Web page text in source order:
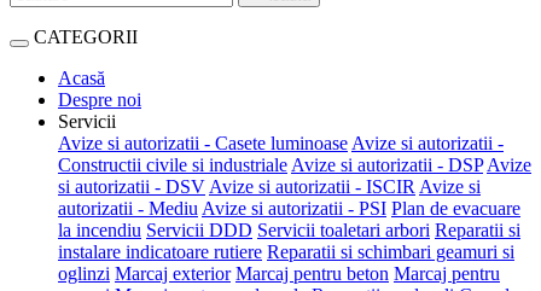
CATEGORII
Acasă
Despre noi
Servicii
Avize si autorizatii - Casete luminoase Avize si autorizatii -
Constructii civile si industriale Avize si autorizatii - DSP Avize
si autorizatii - DSV Avize si autorizatii - ISCIR Avize si
autorizatii - Mediu Avize si autorizatii - PSI Plan de evacuare
la incendiu Servicii DDD Servicii toaletari arbori Reparatii si
instalare indicatoare rutiere Reparatii si schimbari geamuri si
oglinzi Marcaj exterior Marcaj pentru beton Marcaj pentru